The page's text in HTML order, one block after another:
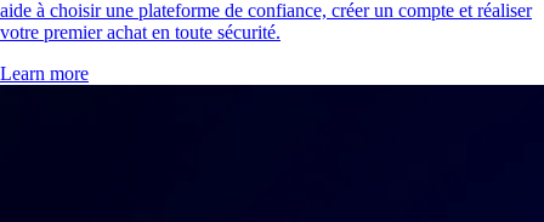
aide à choisir une plateforme de confiance, créer un compte et réaliser
votre premier achat en toute sécurité.
Learn more